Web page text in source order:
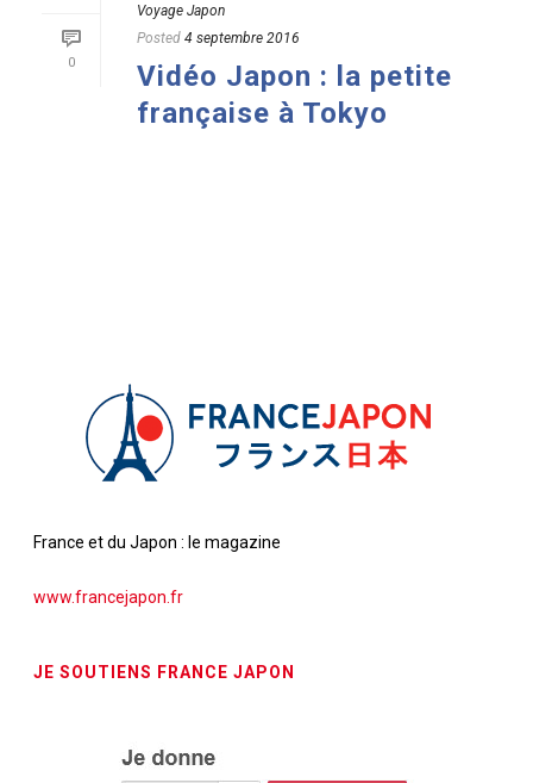
0
Voyage Japon
Posted 4 septembre 2016
Vidéo Japon : la petite
française à Tokyo
France et du Japon : le magazine
www.francejapon.fr
JE SOUTIENS FRANCE JAPON